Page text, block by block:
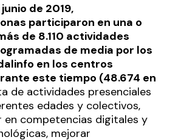
de 2019,
participaron en una o
de 8.110 actividades
de media por los
en los centros
este tiempo (48.674 en
de actividades presenciales
edades y colectivos,
en competencias digitales y
mejorar